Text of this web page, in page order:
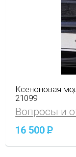
Ксеноновая
21099
Вопросы и
16 500P